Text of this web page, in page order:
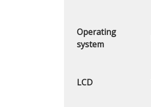
Operating
system
LCD